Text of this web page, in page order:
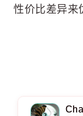
性价比差异来